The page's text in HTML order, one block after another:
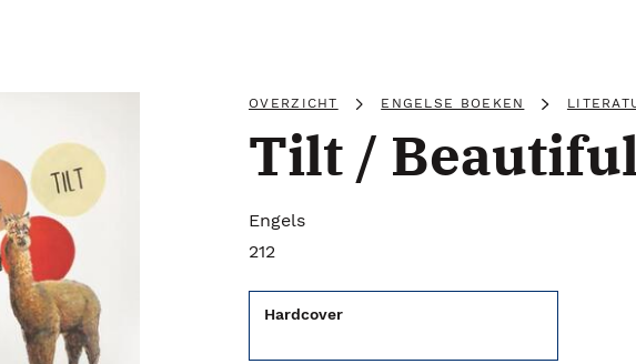
OVERZICHT ENGELSE BOEKEN
Tilt /
Engels
212
Hardcover